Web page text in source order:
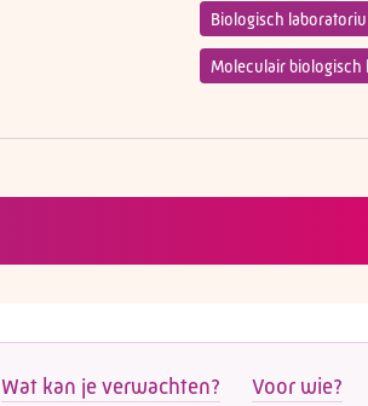
Biologisch
Moleculair biologisch
Wat kan je verwachten? Voor wie?